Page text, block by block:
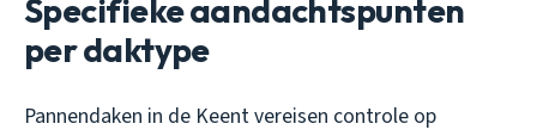
Specifieke aandachtspunten
per daktype
Pannendaken in de Keent vereisen controle op